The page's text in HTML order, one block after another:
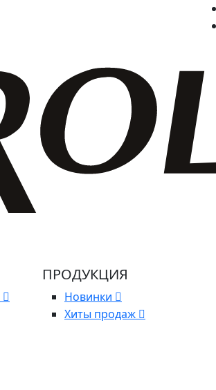
ПРОДУКЦИЯ
Новинки
Хиты продаж